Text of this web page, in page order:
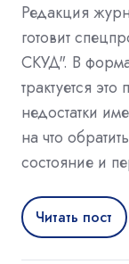
Редакция
готовит
СКУД". В
трактуется
недостатки
на что
состояние и
Читать пост